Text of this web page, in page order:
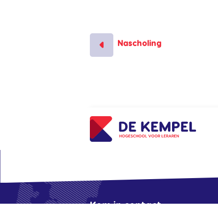
Nascholing
Kom in contact